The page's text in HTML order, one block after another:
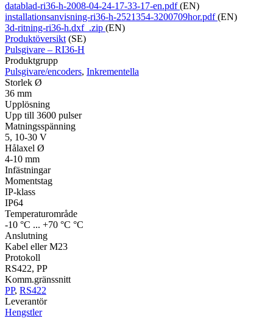
datablad-ri36-h-2008-04-24-17-33-17-en.pdf(EN)
installationsanvisning-ri36-h-2521354-3200709hor.pdf(EN)
3d-ritning-ri36-h.dxf_.zip (EN)
Produktöversikt (SE)
Pulsgivare – RI36-H
Produktgrupp
Pulsgivare/encoders, Inkrementella
Storlek Ø
36 mm
Upplösning
Upp till 3600 pulser
Matningsspänning
5, 10-30 V
Hålaxel Ø
4-10 mm
Infästningar
Momentstag
IP-klass
IP64
Temperaturområde
-10 °C ... +70 °C °C
Anslutning
Kabel eller M23
Protokoll
RS422, PP
Komm.gränssnitt
PP, RS422
Leverantör
Hengstler